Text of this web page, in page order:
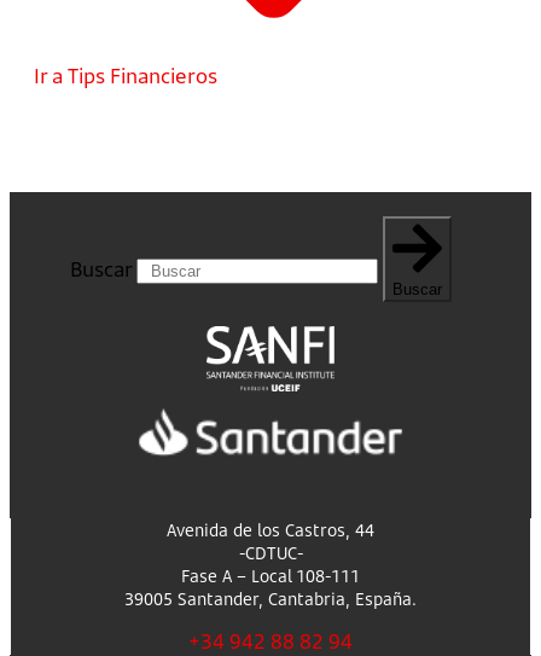
Ir a Tips Financieros
Buscar
Buscar
Avenida de los Castros, 44
-CDTUC-
Fase A – Local 108-111
39005 Santander, Cantabria, España.
+34 942 88 82 94